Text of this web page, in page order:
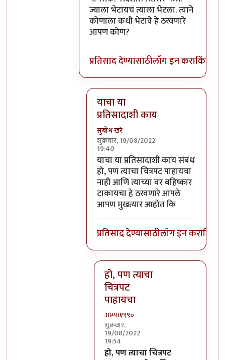
ज्याला भेटायचं त्याला भेटला. त्याने
कोणाला कधी भेटावे हे ठरवणारे
आपण कोण?
प्रतिसाद देण्यासाठीलॉग इन कराकिंवा
याचा या
प्रतिसादाशी काय
सुबोध खरे
शुक्रवार, 19/08/2022
19:40
In reply toआमिर खान देशाचा सामान्य
याचा या प्रतिसादाशी काय संबंध
हो, पण त्याचा चित्रपट पाहायचा
नाही आणि त्याच्या वर बहिष्कार
टाकायचा हे ठरवणारे आपले
आपण मुखत्यार आहोत कि
प्रतिसाद देण्यासाठीलॉग इन कराकिंवा
हो, पण त्याचा
चित्रपट
पाहायचा
आग्या१९९०
शुक्रवार,
19/08/2022
19:54
In reply toयाचा या प्रतिसादाशी काय
हो, पण त्याचा चित्रपट